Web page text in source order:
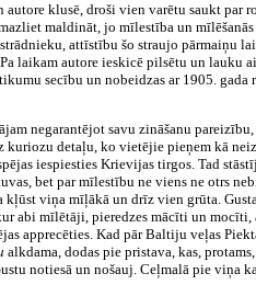
klusē, droši vien varētu saukt
maldināt, jo mīlestība un
attīstību šo straujo pārmaiņu
laikam autore ieskicē pilsētu un lauku
secību un nobeidzas ar 1905.
negarantējot savu zināšanu
kuriozu detaļu, ko vietējie pieņem kā
iespiesties Krievijas tirgos. Tad
bet par mīlestību ne viens ne otrs
kļūst viņa mīļākā un drīz vien grūta.
abi mīlētāji, pieredzes mācīti un mocīti,
apprecēties. Kad pār Baltiju veļas
alkdama, dodas pie pristava, kas,
notiesā un nošauj. Ceļmalā pie